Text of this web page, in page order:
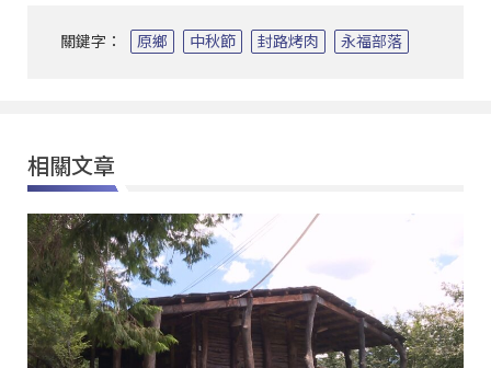
關鍵字： 原鄉 中秋節 封路烤肉 永福部落
相關文章